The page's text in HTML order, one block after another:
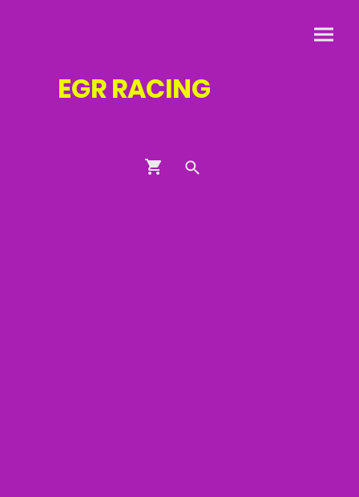
EGRRACING